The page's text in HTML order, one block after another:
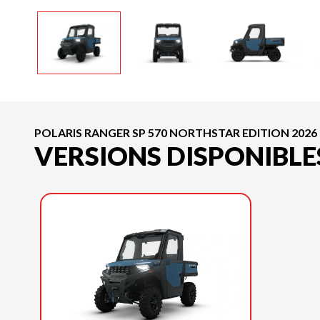
POLARIS RANGER SP 570 NORTHSTAR EDITION 2026
VERSIONS